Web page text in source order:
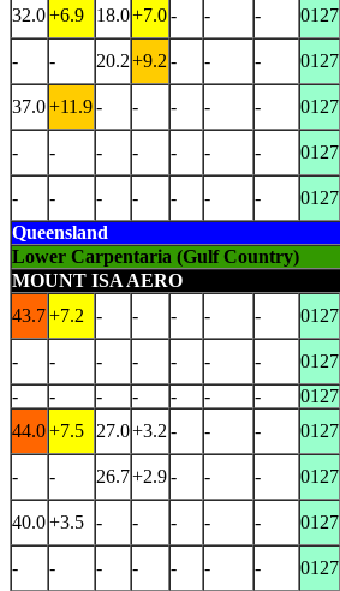
32.0+6.9 18.0+7.0- - - 0127
- - 20.2+9.2 - - - 0127
37.0+11.9- - - - - 0127
- - - - - - - 0127
- - - - - - - 0127
Queensland
Lower Carpentaria (Gulf Country)
MOUNT ISA AERO
43.7+7.2 - - - - - 0127
- - - - - - - 0127
-
- - - - - - 0127
44.0+7.5 27.0+3.2 - - - 0127
- - 26.7+2.9- - - 0127
40.0+3.5 - - - - - 0127
- - - - - - - 0127